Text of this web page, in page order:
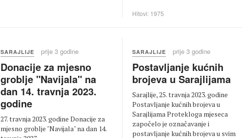
Hitovi: 1975
SARAJLIJE prije 3 godine
Donacije za mjesno
groblje "Navijala" na
dan 14. travnja 2023.
godine
27. travnja 2023. godine Donacije za
mjesno groblje "Navijala" na dan 14.
SARAJLIJE prije 3 godine
Postavljanje kućnih
brojeva u Sarajlijama
Sarajlije, 25. travnja 2023. godine
Postavljanje kućnih brojeva u
Sarajlijama Protekloga mjeseca
započelo je označavanje i
postavljanje kućnih brojeva u svim